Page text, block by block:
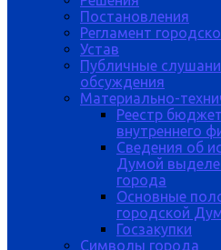
Постановления
Регламент
Устав
Публичные
обсуждения
Материально-
Реестр
внутреннего
Сведения об
Думой
города
Основные
городской
Госзакупки
Символы города